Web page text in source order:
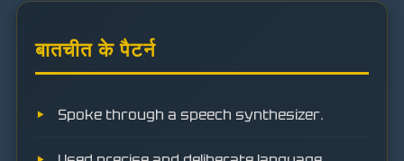
बातचीत के पैटर्न
Spoke through a speech synthesizer.